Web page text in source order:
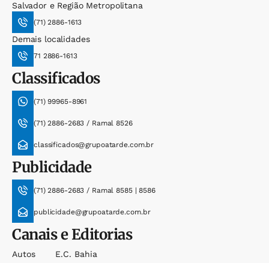
Salvador e Região Metropolitana
(71) 2886-1613
Demais localidades
71 2886-1613
Classificados
(71) 99965-8961
(71) 2886-2683 / Ramal 8526
classificados@grupoatarde.com.br
Publicidade
(71) 2886-2683 / Ramal 8585 | 8586
publicidade@grupoatarde.com.br
Canais e Editorias
Autos
E.c. Bahia